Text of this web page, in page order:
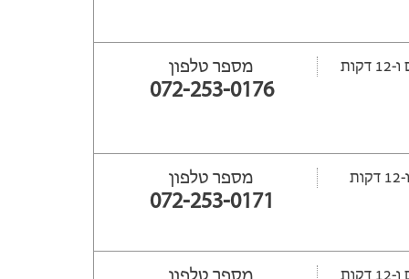
מספר טלפון
072-253-0176
מספר טלפון
072-253-0171